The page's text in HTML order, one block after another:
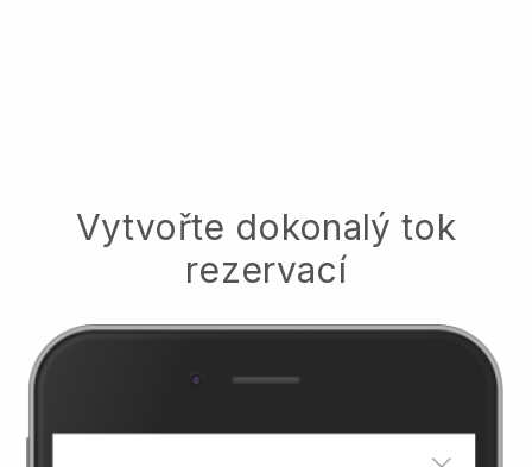
Vytvořte dokonalý tok
rezervací